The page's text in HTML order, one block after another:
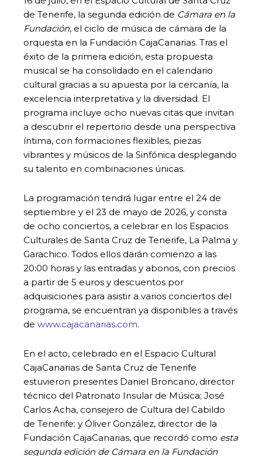
de Tenerife, la segunda edición de Cámara en la
Fundación, el ciclo de música de cámara de la
orquesta en la Fundación CajaCanarias. Tras el
éxito de la primera edición, esta propuesta
musical se ha consolidado en el calendario
cultural gracias a su apuesta por la cercanía, la
excelencia interpretativa y la diversidad. El
programa incluye ocho nuevas citas que invitan
a descubrir el repertorio desde una perspectiva
íntima, con formaciones flexibles, piezas
vibrantes y músicos de la Sinfónica desplegando
su talento en combinaciones únicas.
La programación tendrá lugar entre el 24 de
septiembre y el 23 de mayo de 2026, y consta
de ocho conciertos, a celebrar en los Espacios
Culturales de Santa Cruz de Tenerife, La Palma y
Garachico. Todos ellos darán comienzo a las
20:00 horas y las entradas y abonos, con precios
a partir de 5 euros y descuentos por
adquisiciones para asistir a varios conciertos del
programa, se encuentran ya disponibles a través
de www.cajacanarias.com.
En el acto, celebrado en el Espacio Cultural
CajaCanarias de Santa Cruz de Tenerife
estuvieron presentes Daniel Broncano, director
técnico del Patronato Insular de Música; José
Carlos Acha, consejero de Cultura del Cabildo
de Tenerife; y Óliver González, director de la
Fundación CajaCanarias, que recordó como esta
segunda edición de Cámara en la Fundación